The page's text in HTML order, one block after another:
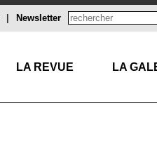
Newsletter
LA REVUE LA